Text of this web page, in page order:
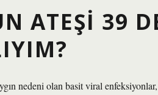
ATEŞI 39
nedeni olan basit viral